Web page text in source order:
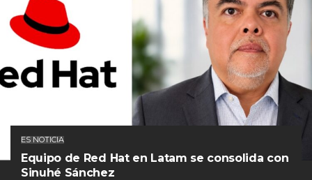
ES NOTICIA
Equipo de Red Hat en Latam se consolida con
Sinuhé Sánchez